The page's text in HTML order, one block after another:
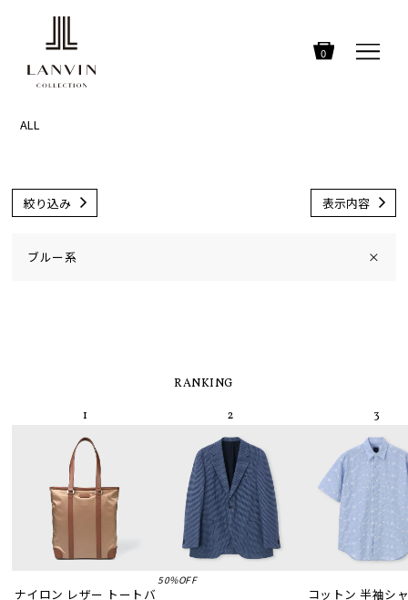
0
ALL
絞り込み 表示内容
ブルー系 ×
RANKING
ナイロン レザー トートバ
50%OFF
コットン 半袖シ